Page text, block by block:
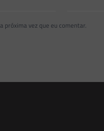
próxima vez que eu comentar.